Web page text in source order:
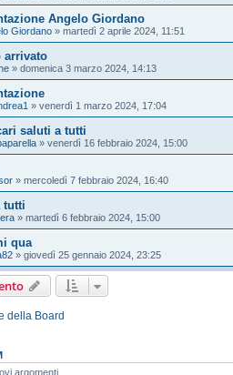
Angelo Giordano
Giordano » martedì 2 aprile 2024, 11:51
arrivato
» domenica 3 marzo 2024, 14:13
» venerdì 1 marzo 2024, 17:04
saluti a tutti
» venerdì 16 febbraio 2024, 15:00
» mercoledì 7 febbraio 2024, 16:40
tutti
» martedì 6 febbraio 2024, 15:00
qua
» giovedì 25 gennaio 2024, 23:25
della Board
argomenti